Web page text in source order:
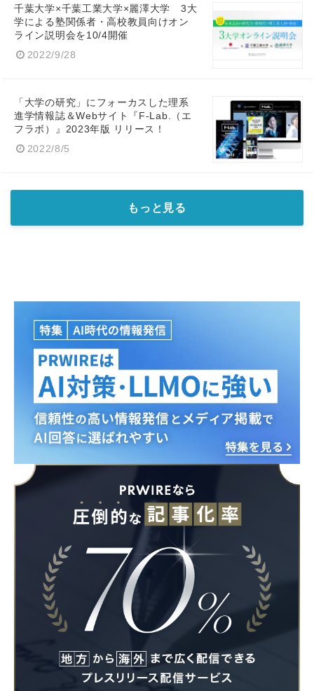
千葉大学×千葉工業大学×麗澤大学 3大
学による塾関係者・高校教員向けオン
ライン説明会を10/4開催
2022/9/28
「大学の研究」にフォーカスした理系
進学情報誌＆Webサイト『F-Lab.（エ
フラボ）』2023年版 リリース！
2022/8/5
もっと見る